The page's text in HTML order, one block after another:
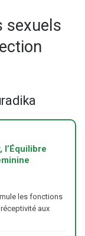
sexuels
l’Équilibre
les fonctions
aux